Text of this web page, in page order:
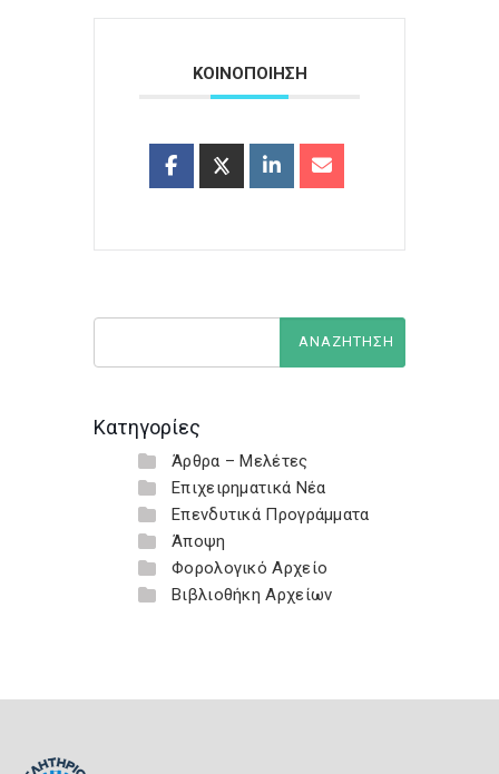
ΚΟΙΝΟΠΟΙΗΣΗ
Κατηγορίες
Άρθρα – Μελέτες
Επιχειρηματικά Νέα
Επενδυτικά Προγράμματα
Άποψη
Φορολογικό Αρχείο
Βιβλιοθήκη Αρχείων